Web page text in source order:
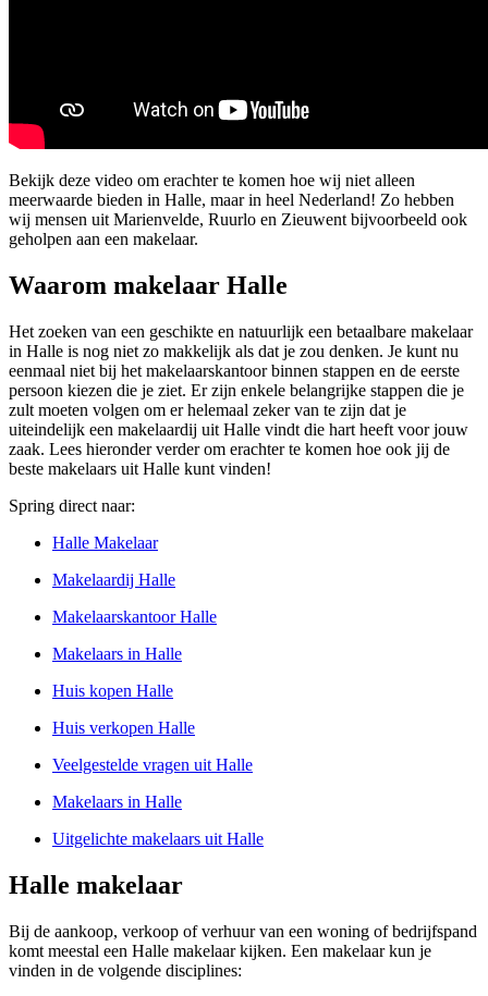
Bekijk deze video om erachter te komen hoe wij niet alleen
meerwaarde bieden in Halle, maar in heel Nederland! Zo hebben
wij mensen uit Marienvelde, Ruurlo en Zieuwent bijvoorbeeld ook
geholpen aan een makelaar.
Waarom makelaar Halle
Het zoeken van een geschikte en natuurlijk een betaalbare makelaar
in Halle is nog niet zo makkelijk als dat je zou denken. Je kunt nu
eenmaal niet bij het makelaarskantoor binnen stappen en de eerste
persoon kiezen die je ziet. Er zijn enkele belangrijke stappen die je
zult moeten volgen om er helemaal zeker van te zijn dat je
uiteindelijk een makelaardij uit Halle vindt die hart heeft voor jouw
zaak. Lees hieronder verder om erachter te komen hoe ook jij de
beste makelaars uit Halle kunt vinden!
Spring direct naar:
Halle Makelaar
Makelaardij Halle
Makelaarskantoor Halle
Makelaars in Halle
Huis kopen Halle
Huis verkopen Halle
Veelgestelde vragen uit Halle
Makelaars in Halle
Uitgelichte makelaars uit Halle
Halle makelaar
Bij de aankoop, verkoop of verhuur van een woning of bedrijfspand
komt meestal een Halle makelaar kijken. Een makelaar kun je
vinden in de volgende disciplines: